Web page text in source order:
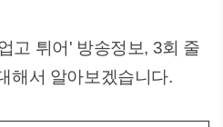
고 튀어' 방송정보, 3회 줄
해서 알아보겠습니다.